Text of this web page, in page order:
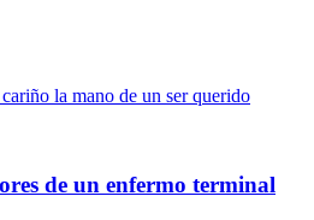
de un enfermo terminal